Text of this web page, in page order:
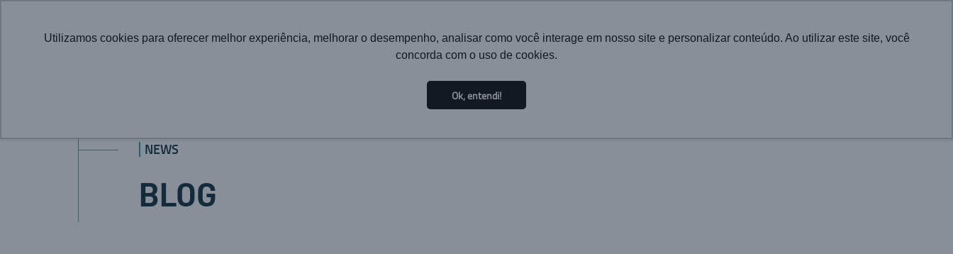
Utilizamos cookies para oferecer melhor experiência, melhorar o desempenho, analisar como você interage em nosso site e personalizar conteúdo. Ao utilizar este site, você
concorda com o uso de cookies.
Ok, entendi!
INSTITUTIONAL TECHNOLOGY
NEWS
BLOG